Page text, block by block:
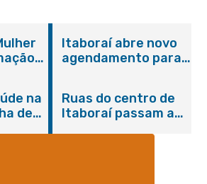
e
Itaboraí abre novo
agendamento para
na
de
Ruas do centro de
Itaboraí passam a